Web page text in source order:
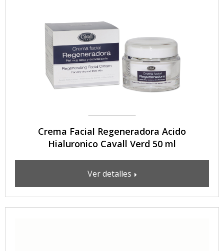
Crema Facial Regeneradora Acido
Hialuronico Cavall Verd 50 ml
Ver detalles